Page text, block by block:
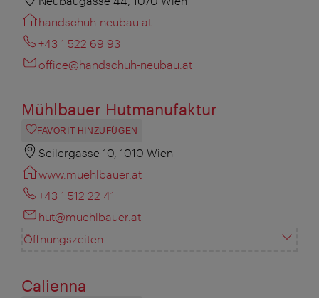
handschuh-neubau.at
+43 1 522 69 93
office@handschuh-neubau.at
Mühlbauer Hutmanufaktur
FAVORIT HINZUFÜGEN
Seilergasse 10, 1010 Wien
www.muehlbauer.at
+43 1 512 22 41
hut@muehlbauer.at
Öffnungszeiten
Calienna